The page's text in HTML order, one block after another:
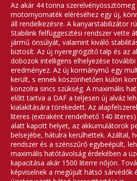
Az akár 44 tonna
motornyomaték eléréséhez egy új,
áll rendelkezésre. A kanyarstabilizátor
Stabilink felfüggesztési rendszer vette
jármű önsúlyát, valamint kiváló
biztosít. Az új nyeregrögzítő talp és az
dobozok intelligens elhelyezése
eredményez. Az új kormánymű egy
került, s ennek köszönhetően külön
konzolra sincs szükség. A maximális
előtt tartva a DAF a teljesen új alváz
kialakítására törekedett. Az
literes (extraként rendelhető 140
alatt kapott helyet, az akkumulátorok
belsejébe, hátulra kerülhettek. Azáltal,
rendszer és a szénszűrő egybeépült,
maximális hatótávolság érdekében a
kapacitása akár 1500 literre nőjön.
képviselnek a megújult hátsó sárvédők